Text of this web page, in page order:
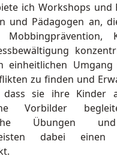
ich Workshops und
und Pädagogen an,
Mobbingprävention,
einheitlichen
zu finden und
dass sie ihre Kinder
Vorbilder
Übungen
dabei einen